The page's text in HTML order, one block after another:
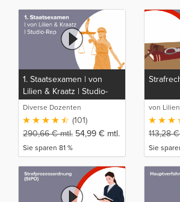
1. Staatsexamen | von
Lilien & Kraatz | Studio-
Rep
Diverse Dozenten
(101)
290,66€mtl. 54,99 € mtl.
Sie sparen 81 %
von
113,28€
Sie